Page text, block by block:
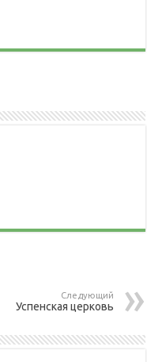
Следующий
Успенская церковь